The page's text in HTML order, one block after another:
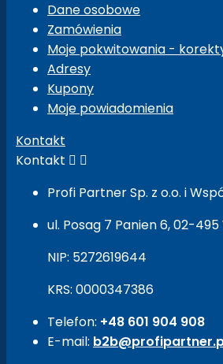
Dane osobowe
Zamówienia
Moje pokwitowania -
Adresy
Kupony
Moje powiadomienia
Kontakt
Kontakt  
Profi Partner Sp. z o.o. i
ul. Posag 7 Panien 6, 02-
NIP: 5272619644
KRS: 0000347386
Telefon: +48 601 904 908
E-mail: